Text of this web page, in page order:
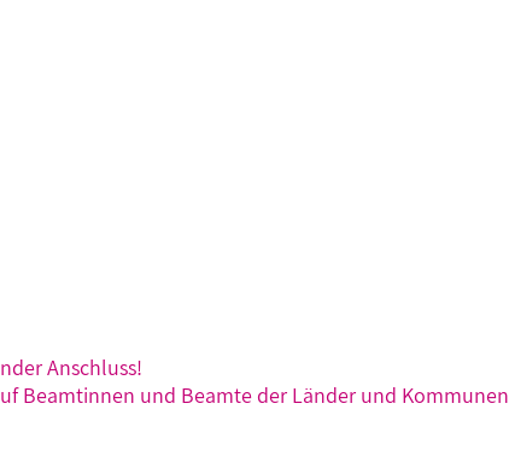
Anschluss!
Beamtinnen und Beamte der Länder und Kommunen